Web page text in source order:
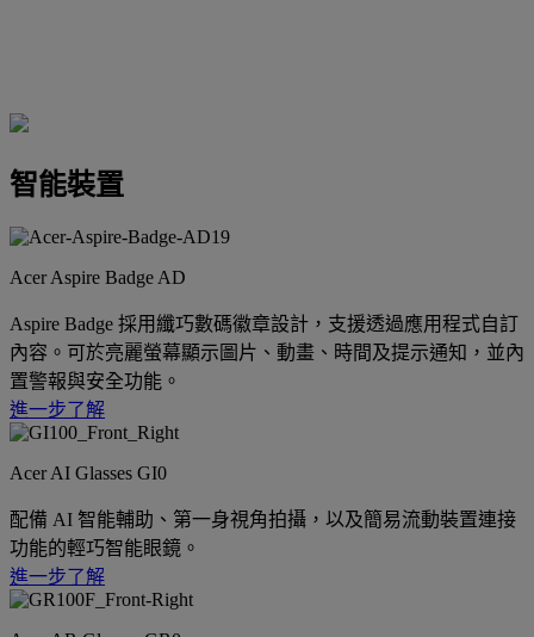
智能裝置
Acer Aspire Badge AD
Aspire Badge 採用纖巧數碼徽章設計，支援透過應用程式自訂
內容。可於亮麗螢幕顯示圖片、動畫、時間及提示通知，並內
置警報與安全功能。
進一步了解
Acer AI Glasses GI0
配備 AI 智能輔助、第一身視角拍攝，以及簡易流動裝置連接
功能的輕巧智能眼鏡。
進一步了解